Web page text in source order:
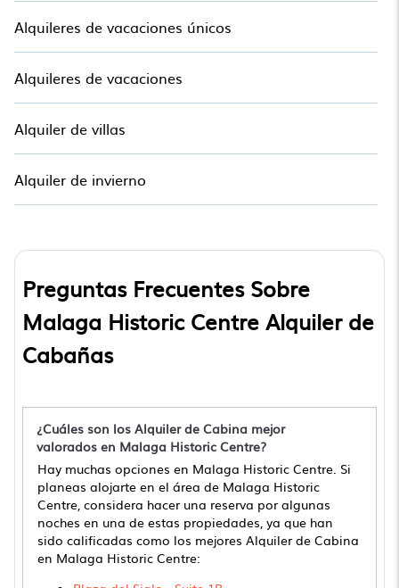
Alquileres de vacaciones únicos
Alquileres de vacaciones
Alquiler de villas
Alquiler de invierno
Preguntas Frecuentes Sobre
Malaga Historic Centre Alquiler de
Cabañas
¿Cuáles son los Alquiler de Cabina mejor
valorados en Malaga Historic Centre?
Hay muchas opciones en Malaga Historic Centre. Si
planeas alojarte en el área de Malaga Historic
Centre, considera hacer una reserva por algunas
noches en una de estas propiedades, ya que han
sido calificadas como los mejores Alquiler de Cabina
en Malaga Historic Centre: